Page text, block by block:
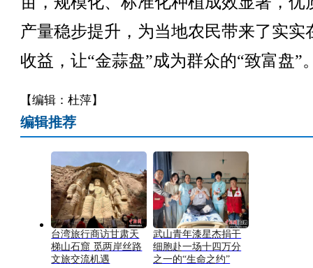
产量稳步提升，为当地农民带来了实实
收益，让“金蒜盘”成为群众的“致富盘”
【编辑：杜萍】
编辑推荐
台湾旅行商访甘肃天
梯山石窟 觅两岸丝路
文旅交流机遇
武山青年漆星杰捐干
细胞赴一场十四万分
之一的“生命之约”